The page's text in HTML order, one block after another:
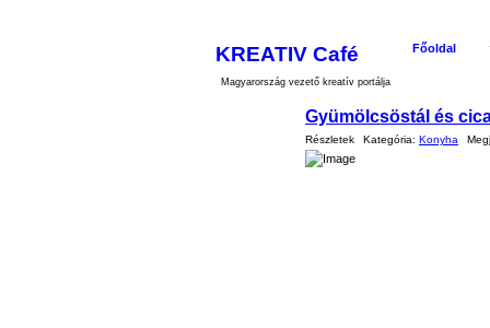
KREATIV Café
Magyarország vezető kreatív portálja
Főoldal
Gyümölcsöstál és
Részletek Kategória: Konyha